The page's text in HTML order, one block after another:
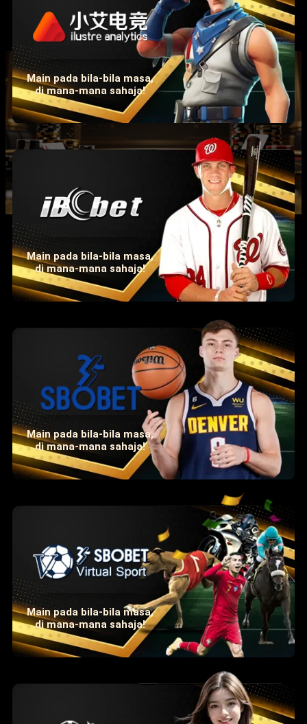
Main pada bila-bila masa,
di mana-mana sahaja!
Main pada bila-bila masa,
di mana-mana sahaja!
Main pada bila-bila masa,
di mana-mana sahaja!
Main pada bila-bila masa,
di mana-mana sahaja!